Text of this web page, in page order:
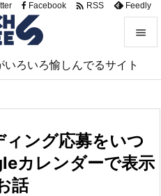
ろいろ愉しんでるサイト


サイド

前へ

Facebook  RSS Feedly
ング応募をいつ
カレンダーで表示
話